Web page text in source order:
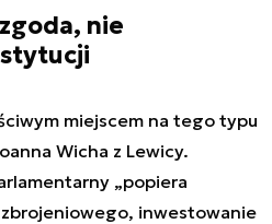
nie
miejscem na tego typu
Wicha z Lewicy.
„popiera
inwestowanie